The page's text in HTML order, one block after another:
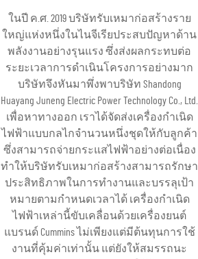
ในปี ค.ศ. 2019 บริษัทรับเหมาก่อสร้างราย
ใหญ่แห่งหนึ่งในไนจีเรียประสบปัญหาด้าน
พลังงานอย่างรุนแรง ซึ่งส่งผลกระทบต่อ
ระยะเวลาการดำเนินโครงการอย่างมาก
บริษัทจึงหันมาพึ่งพาบริษัท Shandong
Huayang Juneng Electric Power Technology Co., Ltd.
เพื่อหาทางออก เราได้จัดส่งเครื่องกำเนิด
ไฟฟ้าแบบกลไกจำนวนหนึ่งชุดให้กับลูกค้า
ซึ่งสามารถจ่ายกระแสไฟฟ้าอย่างต่อเนื่อง
ทำให้บริษัทรับเหมาก่อสร้างสามารถรักษา
ประสิทธิภาพในการทำงานและบรรลุเป้า
หมายตามกำหนดเวลาได้ เครื่องกำเนิด
ไฟฟ้าเหล่านี้ขับเคลื่อนด้วยเครื่องยนต์
แบรนด์ Cummins ไม่เพียงแต่มีต้นทุนการใช้
งานที่คุ้มค่าเท่านั้น แต่ยังให้สมรรถนะ